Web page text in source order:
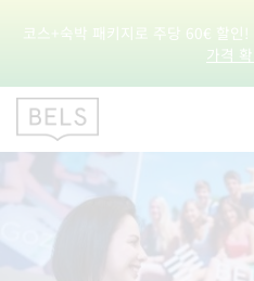
코스+숙박 패키지로 주당 60€ 할
가격